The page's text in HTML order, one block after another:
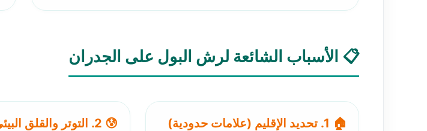
📋 الأسباب الشائعة لرش البول على الجدران
🏠 1. تحديد الإقليم (علامات حدودية) 😰 2. التوتر والقلق البيئي